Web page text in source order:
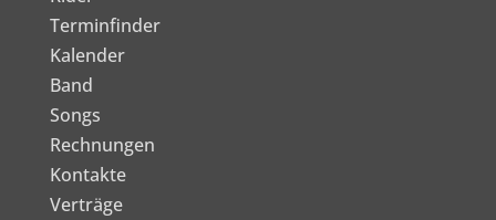
Terminfinder
Kalender
Band
Songs
Rechnungen
Kontakte
Verträge